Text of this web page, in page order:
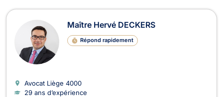
Maître Hervé DECKERS
Répond rapidement
Avocat Liège 4000
29 ans d’expérience